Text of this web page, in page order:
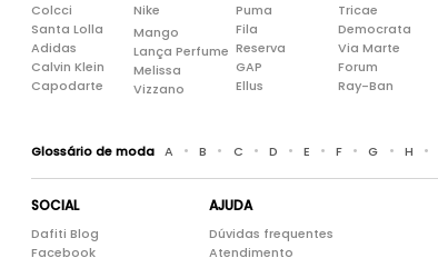
Colcci
Santa Lolla
Adidas
Calvin Klein
Capodarte
Nike
Mango
Lança Perfume
Melissa
Vizzano
Puma
Fila
Reserva
GAP
Ellus
Tricae
Democrata
Via Marte
Forum
Ray-Ban
Glossário de moda A • B • C • D • E • F • G • H •
SOCIAL
Dafiti Blog
Facebook
AJUDA
Dúvidas frequentes
Atendimento